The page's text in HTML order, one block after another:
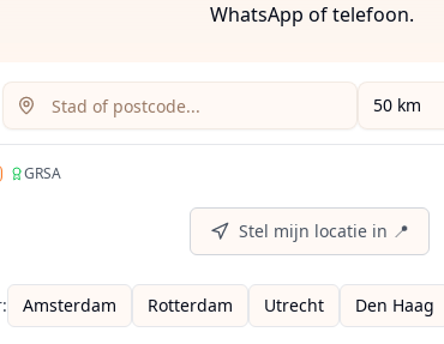
WhatsApp of telefoon.
Zoeklocatie (stad of postcode)
Voer een stad, postcode of adres in om
50 km
(European Racquet Stringers Association)
GRSAop GRSA (Global Racquet Stringers
Stel mijn locatie in 📍
Amsterdam Rotterdam Utrecht Den Haag